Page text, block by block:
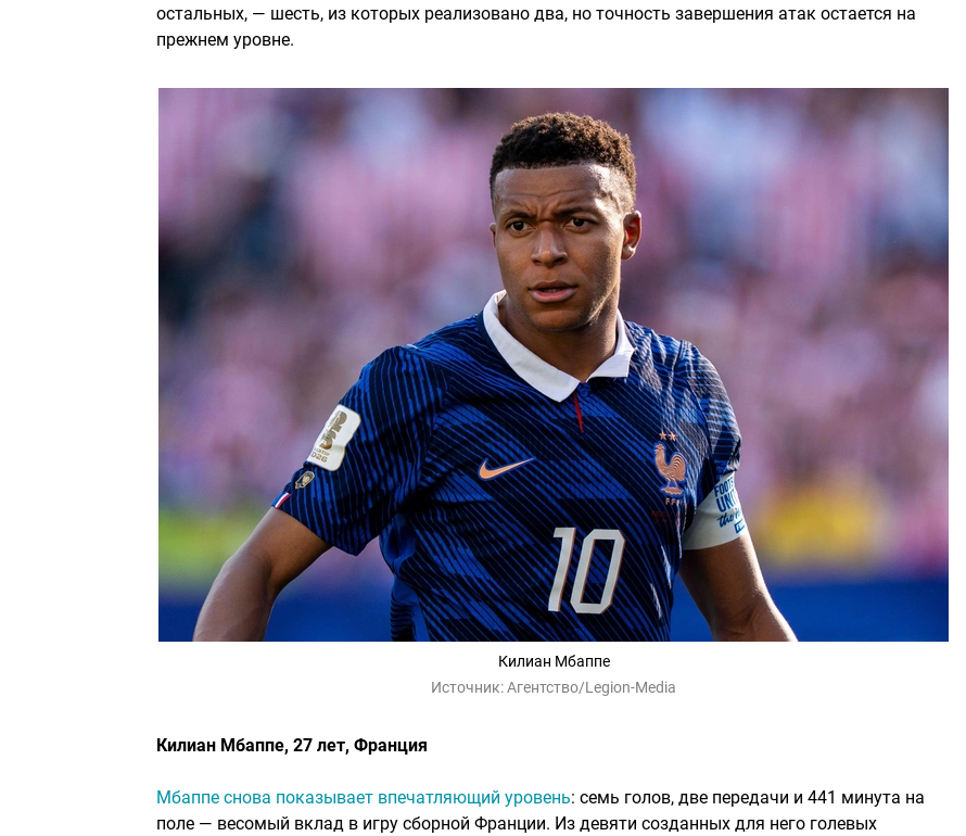
остальных, — шесть, из которых реализовано два, но точность завершения атак остается на
прежнем уровне.
Килиан Мбаппе
Источник:Агентство/Legion-Media
Килиан Мбаппе, 27 лет, Франция
Мбаппе снова показывает впечатляющий уровень: семь голов, две передачи и 441 минута на
поле — весомый вклад в игру сборной Франции. Из девяти созданных для него голевых